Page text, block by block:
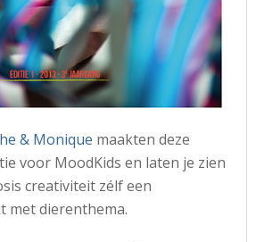
& Monique maakten deze
voor MoodKids en laten je zien
creativiteit zélf een
met dierenthema.